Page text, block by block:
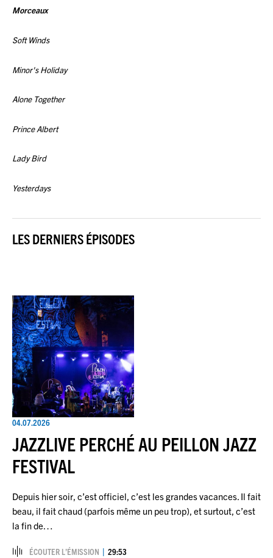
Morceaux
Soft Winds
Minor's Holiday
Alone Together
Prince Albert
Lady Bird
Yesterdays
LES DERNIERS ÉPISODES
04.07.2026
JAZZLIVE PERCHÉ AU PEILLON JAZZ
FESTIVAL
Depuis hier soir, c’est officiel, c’est les grandes vacances. Il fait
beau, il fait chaud (parfois même un peu trop), et surtout, c’est
la fin de…
ÉCOUTER L’ÉMISSION 29:53